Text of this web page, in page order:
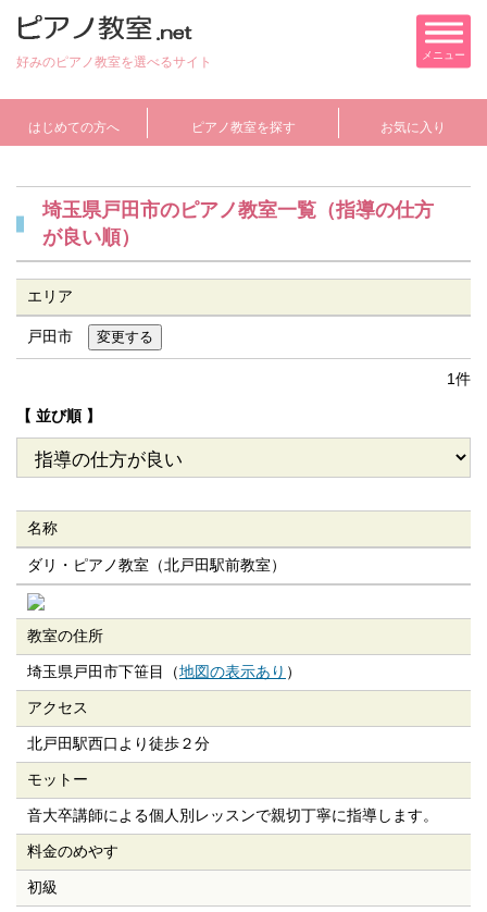
好みのピアノ教室を選べるサイト メニュー
はじめての方へ ピアノ教室を探す お気に入り
埼玉県戸田市のピアノ教室一覧（指導の仕方
が良い順）
エリア
戸田市
1件
【 並び順 】
名称
ダリ・ピアノ教室（北戸田駅前教室）
教室の住所
埼玉県戸田市下笹目（地図の表示あり ）
アクセス
北戸田駅西口より徒歩２分
モットー
音大卒講師による個人別レッスンで親切丁寧に指導します。
料金のめやす
初級